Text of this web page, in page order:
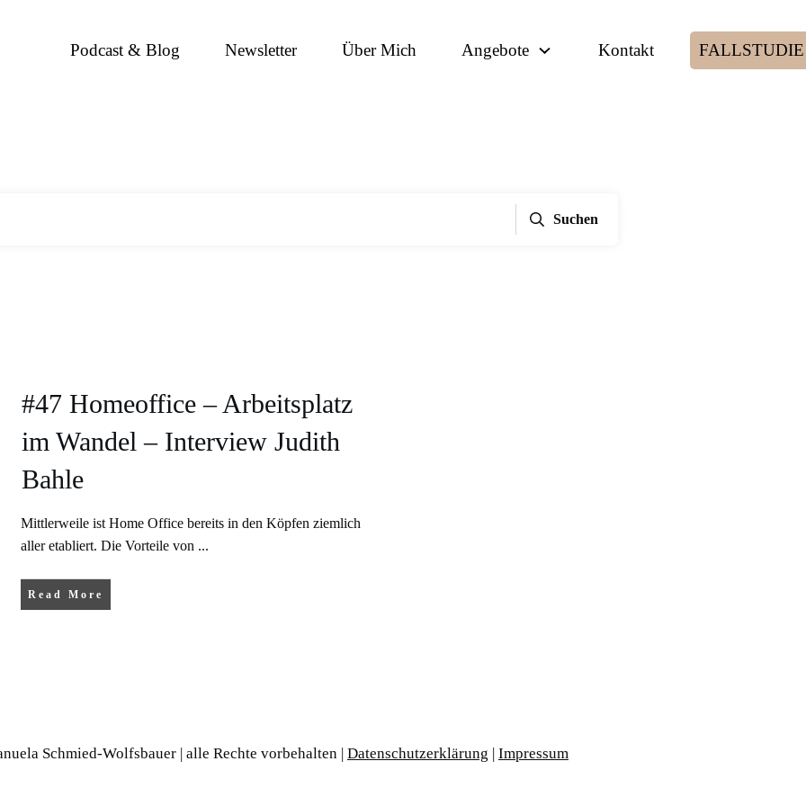
Podcast & Blog Newsletter Über Mich Angebote Kontakt FALLSTUDIE
Suchen
#47 Homeoffice – Arbeitsplatz
im Wandel – Interview Judith
Bahle
Mittlerweile ist Home Office bereits in den Köpfen ziemlich
aller etabliert. Die Vorteile von ...
Read More
Schmied-Wolfsbauer | alle Rechte vorbehalten | Datenschutzerklärung | Impressum